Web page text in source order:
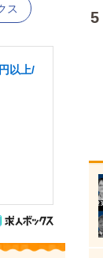
ス
以上/